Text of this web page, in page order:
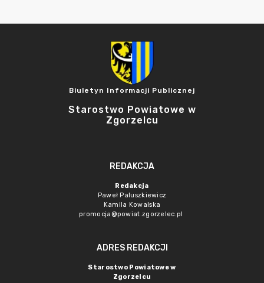
Biuletyn Informacji Publicznej
Starostwo Powiatowe w
Zgorzelcu
REDAKCJA
Redakcja
Paweł Paluszkiewicz
Kamila Kowalska
promocja@powiat.zgorzelec.pl
ADRES REDAKCJI
Starostwo Powiatowe w
Zgorzelcu